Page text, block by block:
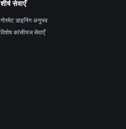
शीर्ष सेवाएँ
गोरमेट डाइनिंग अनुभव
विशेष कांसीयज सेवाएँ